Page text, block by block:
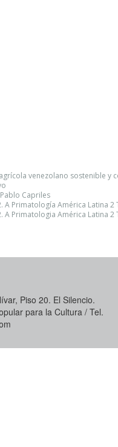
venezolano sostenible y
Capriles
A Primatología América Latina
Primatologia América Latina 2
Piso 20. El Silencio.
para la Cultura / Tel.